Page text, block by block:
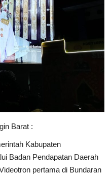
Barat :
Kabupaten
Badan Pendapatan Daerah
pertama di Bundaran